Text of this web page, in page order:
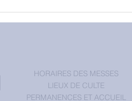
HORAIRES DES MESSES
LIEUX DE CULTE
PERMANENCES ET ACCUEIL